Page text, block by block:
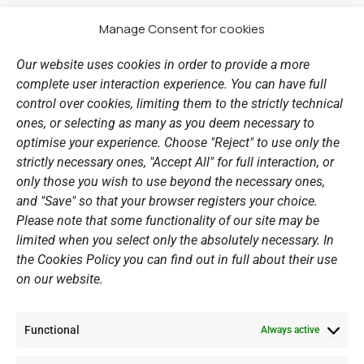
Manage Consent for cookies
Our website uses cookies in order to provide a more
complete user interaction experience. You can have full
control over cookies, limiting them to the strictly technical
ones, or selecting as many as you deem necessary to
optimise your experience. Choose "Reject" to use only the
strictly necessary ones, "Accept All" for full interaction, or
only those you wish to use beyond the necessary ones,
and "Save" so that your browser registers your choice.
Please note that some functionality of our site may be
limited when you select only the absolutely necessary. In
the Cookies Policy you can find out in full about their use
on our website.
Functional Always active
b
o
k
a
r
a
m
u
e
e
i
n
Sports Academy
Open Water Swimming Crossing
Sponsors
Summer Camps
PERSONAL DATA
Website Policy
Cookie Policy
General Policy NOV
Summer Camp Update